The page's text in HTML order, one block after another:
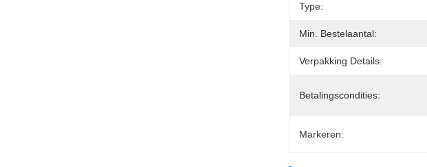
Type:
Min. Bestelaantal:
Verpakking Details:
Betalingscondities:
Markeren: